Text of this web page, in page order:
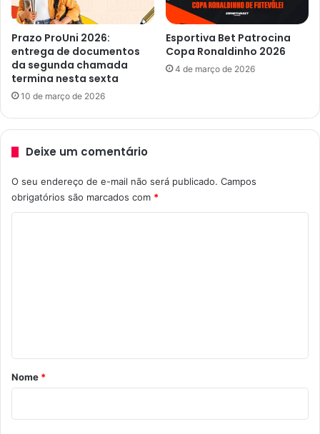
Prazo ProUni 2026:
entrega de documentos
da segunda chamada
termina nesta sexta
10 de março de 2026
Esportiva Bet Patrocina
Copa Ronaldinho 2026
4 de março de 2026
Deixe um comentário
O seu endereço de e-mail não será publicado. Campos
obrigatórios são marcados com *
r
o
Nome *